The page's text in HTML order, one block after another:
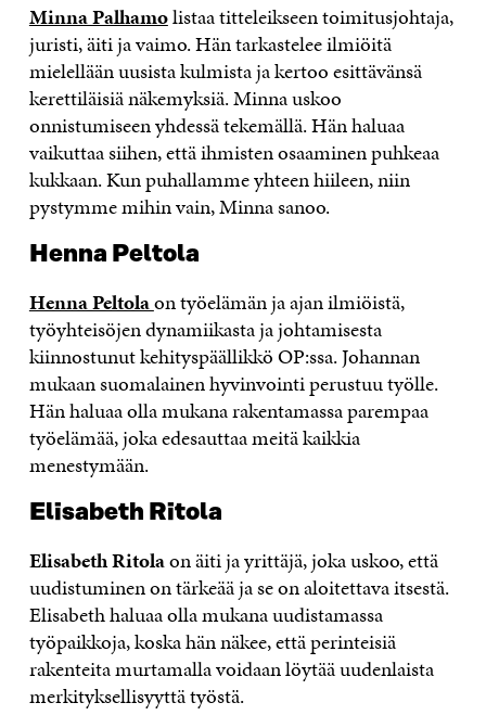
Minna Palhamolistaa titteleikseen toimitusjohtaja,
juristi, äiti ja vaimo. Hän tarkastelee ilmiöitä
mielellään uusista kulmista ja kertoo esittävänsä
kerettiläisiä näkemyksiä. Minna uskoo
onnistumiseen yhdessä tekemällä. Hän haluaa
vaikuttaa siihen, että ihmisten osaaminen puhkeaa
kukkaan. Kun puhallamme yhteen hiileen, niin
pystymme mihin vain, Minna sanoo.
Henna Peltola
Henna Peltolaon työelämän ja ajan ilmiöistä,
työyhteisöjen dynamiikasta ja johtamisesta
kiinnostunut kehityspäällikkö OP:ssa. Johannan
mukaan suomalainen hyvinvointi perustuu työlle.
Hän haluaa olla mukana rakentamassa parempaa
työelämää, joka edesauttaa meitä kaikkia
menestymään.
Elisabeth Ritola
Elisabeth Ritolaon äiti ja yrittäjä, joka uskoo, että
uudistuminen on tärkeää ja se on aloitettava itsestä.
Elisabeth haluaa olla mukana uudistamassa
työpaikkoja, koska hän näkee, että perinteisiä
rakenteita murtamalla voidaan löytää uudenlaista
merkityksellisyyttä työstä.